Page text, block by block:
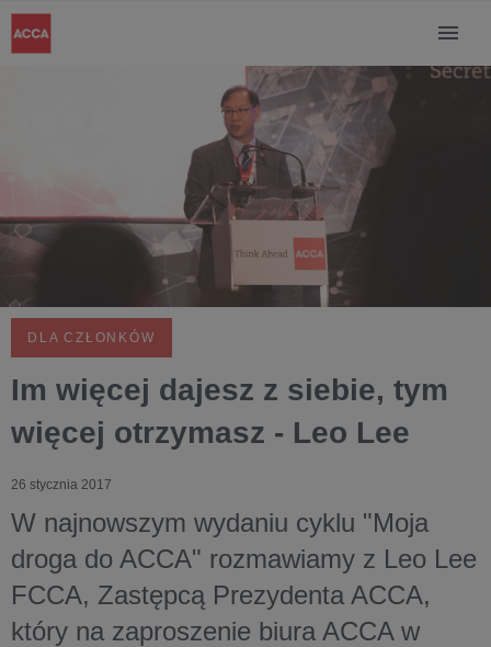
DLA CZŁONKÓW
Im więcej dajesz z siebie, tym
więcej otrzymasz - Leo Lee
26 stycznia 2017
W najnowszym wydaniu cyklu "Moja
droga do ACCA" rozmawiamy z Leo Lee
FCCA, Zastępcą Prezydenta ACCA,
który na zaproszenie biura ACCA w